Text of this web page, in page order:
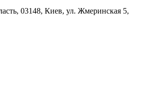
03148, Киев, ул. Жмеринская 5,